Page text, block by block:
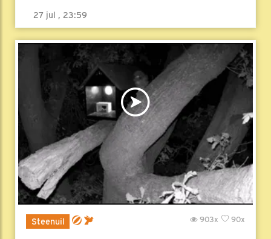
27 jul , 23:59
Steenuil 90x
903x